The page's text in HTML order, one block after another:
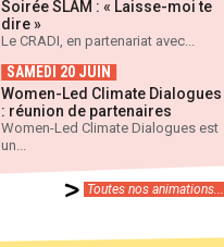
Soirée SLAM : « Laisse-moi te
dire »
Le CRADI, en partenariat avec...
SAMEDI 20 JUIN
Women-Led Climate Dialogues
: réunion de partenaires
Women-Led Climate Dialogues est
un...
Toutes nos animations...